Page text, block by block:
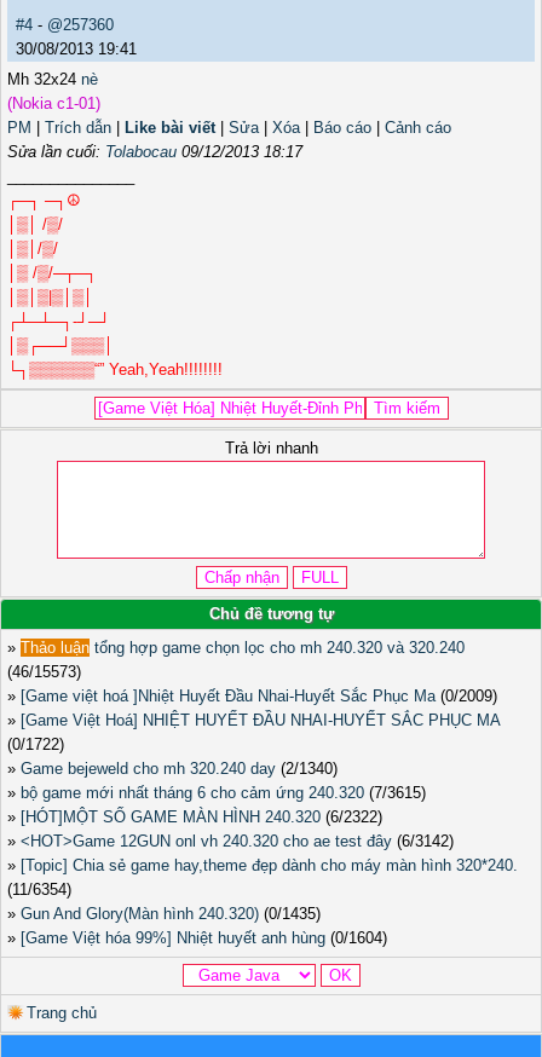
#4 - @257360
30/08/2013 19:41
Mh 32x24 nè
(Nokia c1-01)
PM
Trích dẫn Like bài viết| Sửa| Xóa| Báo cáo
Cảnh cáo
Sửa lần cuối: Tolabocau 09/12/2013 18:17
┌─┐ ─┐☮
│▒│ /▒/
│▒│/▒/
│▒ /▒/─┬─┐
│▒│▒|▒│▒│
┌┴─┴─┐-┘─┘
│▒┌──┘▒▒▒│
└┐▒▒▒▒▒▒“” Yeah,Yeah!!!!!!!!
Trả lời nhanh
Chủ đề tương tự
» Thảo luận tổng hợp game chọn lọc cho mh 240.320 và 320.240
(46/15573)
» [Game việt hoá ]Nhiệt Huyết Đầu Nhai-Huyết Sắc Phục Ma(0/2009)
» [Game Việt Hoá] NHIỆT HUYẾT ĐẦU NHAI-HUYẾT SẮC PHỤC MA
(0/1722)
» Game bejeweld cho mh 320.240 day (2/1340)
» bộ game mới nhất tháng 6 cho cảm ứng 240.320 (7/3615)
» [HÓT]MỘT SỐ GAME MÀN HÌNH 240.320 (6/2322)
» <HOT>Game 12GUN onl vh 240.320 cho ae test đây (6/3142)
» [Topic] Chia sẻ game hay,theme đẹp dành cho máy màn hình 320*240.
(11/6354)
» Gun And Glory(Màn hình 240.320) (0/1435)
» [Game Việt hóa 99%] Nhiệt huyết anh hùng (0/1604)
Trang chủ